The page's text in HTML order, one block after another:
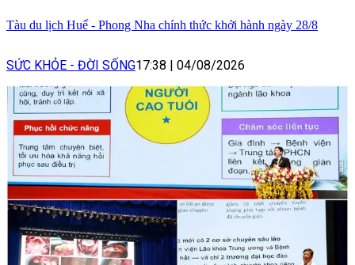
Tàu du lịch Huế - Phong Nha chính thức khởi hành ngày 28/8
SỨC KHỎE - ĐỜI SỐNG17:38 04/08/2026